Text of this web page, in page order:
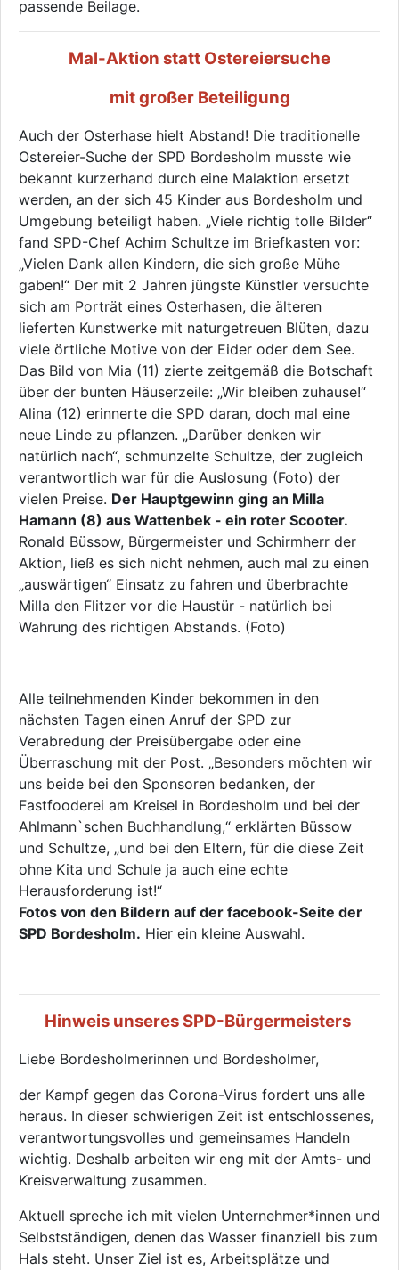
passende Beilage.
Mal-Aktion statt Ostereiersuche
mit großer Beteiligung
Auch der Osterhase hielt Abstand! Die traditionelle
Ostereier-Suche der SPD Bordesholm musste wie
bekannt kurzerhand durch eine Malaktion ersetzt
werden, an der sich 45 Kinder aus Bordesholm und
Umgebung beteiligt haben. „Viele richtig tolle Bilder“
fand SPD-Chef Achim Schultze im Briefkasten vor:
„Vielen Dank allen Kindern, die sich große Mühe
gaben!“ Der mit 2 Jahren jüngste Künstler versuchte
sich am Porträt eines Osterhasen, die älteren
lieferten Kunstwerke mit naturgetreuen Blüten, dazu
viele örtliche Motive von der Eider oder dem See.
Das Bild von Mia (11) zierte zeitgemäß die Botschaft
über der bunten Häuserzeile: „Wir bleiben zuhause!“
Alina (12) erinnerte die SPD daran, doch mal eine
neue Linde zu pflanzen. „Darüber denken wir
natürlich nach“, schmunzelte Schultze, der zugleich
verantwortlich war für die Auslosung (Foto) der
vielen Preise. Der Hauptgewinn ging an Milla
Hamann (8) aus Wattenbek - ein roter Scooter.
Ronald Büssow, Bürgermeister und Schirmherr der
Aktion, ließ es sich nicht nehmen, auch mal zu einen
„auswärtigen“ Einsatz zu fahren und überbrachte
Milla den Flitzer vor die Haustür - natürlich bei
Wahrung des richtigen Abstands. (Foto)
Alle teilnehmenden Kinder bekommen in den
nächsten Tagen einen Anruf der SPD zur
Verabredung der Preisübergabe oder eine
Überraschung mit der Post. „Besonders möchten wir
uns beide bei den Sponsoren bedanken, der
Fastfooderei am Kreisel in Bordesholm und bei der
Ahlmann`schen Buchhandlung,“ erklärten Büssow
und Schultze, „und bei den Eltern, für die diese Zeit
ohne Kita und Schule ja auch eine echte
Herausforderung ist!“
Fotos von den Bildern auf der facebook-Seite der
SPD Bordesholm. Hier ein kleine Auswahl.
Hinweis unseres SPD-Bürgermeisters
Liebe Bordesholmerinnen und Bordesholmer,
der Kampf gegen das Corona-Virus fordert uns alle
heraus. In dieser schwierigen Zeit ist entschlossenes,
verantwortungsvolles und gemeinsames Handeln
wichtig. Deshalb arbeiten wir eng mit der Amts- und
Kreisverwaltung zusammen.
Aktuell spreche ich mit vielen Unternehmer*innen und
Selbstständigen, denen das Wasser finanziell bis zum
Hals steht. Unser Ziel ist es, Arbeitsplätze und